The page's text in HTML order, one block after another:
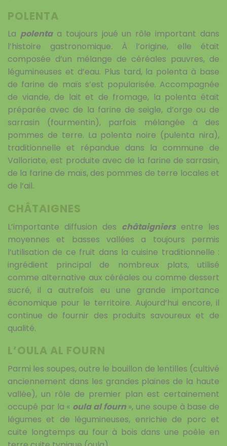
POLENTA
La polentaa toujours joué un rôle important dans
l’histoire gastronomique.À l’origine, elle était
composée d’un mélange de céréales pauvres, de
légumineuses et d’eau. Plus tard, la polenta à base
de farine de maïs s’est popularisée. Accompagnée
de viande, de lait et de fromage, la polenta était
préparée avec de la farine de seigle, d’orge ou de
sarrasin (fourmentin), parfois mélangée à des
pommes de terre. La polenta noire (pulenta nira),
traditionnelle et répandue dans la commune de
Valloriate, est produite avec de la farine de sarrasin,
de la farine de maïs, des pommes de terre locales et
de l’ail.
CHÂTAIGNES
L’importante diffusion des châtaigniersentre les
moyennes et basses vallées a toujours permis
l’utilisation de ce fruit dans la cuisine traditionnelle :
ingrédient principal de nombreux plats, utilisé
comme alternative aux céréales ou comme dessert
sucré, il a autrefois eu une grande importance
économique pour le territoire. Aujourd’hui encore, il
continue de fournir des produits savoureux et de
qualité.
L’OULA AL FOURN
Parmi les soupes, outre le bouillon de lentilles (cultivé
anciennement dans les grandes plaines de la haute
vallée), un rôle de premier plan est certainement
occupé par la « oula al fourn», une soupe à base de
légumes et de légumineuses, enrichie de porc et
cuite longtemps au four à bois dans une poêle en